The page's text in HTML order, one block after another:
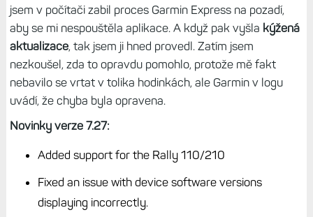
jsem v počítači zabil proces Garmin Express na pozadí,
aby se mi nespouštěla aplikace. A když pak vyšla kýžená
aktualizace, tak jsem ji hned provedl. Zatím jsem
nezkoušel, zda to opravdu pomohlo, protože mě fakt
nebavilo se vrtat v tolika hodinkách, ale Garmin v logu
uvádí, že chyba byla opravena.
Novinky verze 7.27:
Added support for the Rally 110/210
Fixed an issue with device software versions
displaying incorrectly.